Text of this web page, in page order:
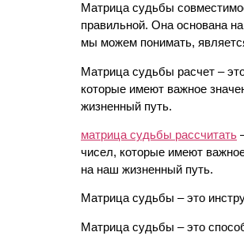
Матрица судьбы
правильной. Она основана
мы можем понимать,
Матрица судьбы расчет –
которые имеют важное
жизненный путь.
матрица судьбы рассчитать
чисел, которые имеют
на наш жизненный путь.
Матрица судьбы – это
Матрица судьбы – это